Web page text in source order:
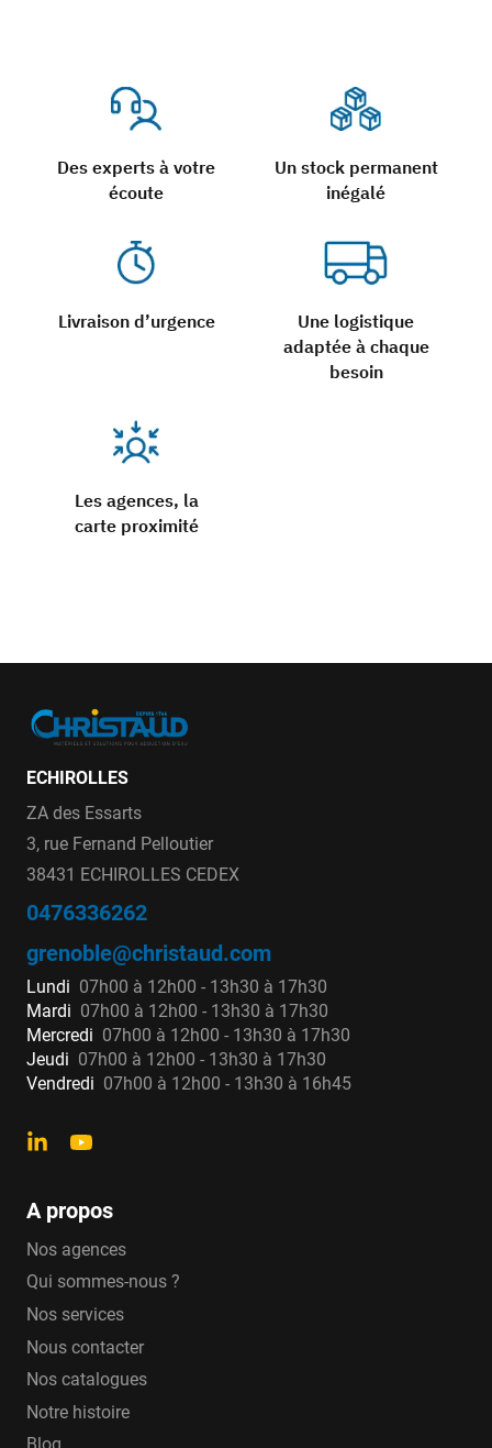
Des experts à votre
écoute
Un stock permanent
inégalé
Livraison d’urgence
Une logistique
adaptée à chaque
besoin
Les agences, la
carte proximité
ECHIROLLES
ZA des Essarts
3, rue Fernand Pelloutier
38431 ECHIROLLES CEDEX
0476336262
grenoble@christaud.com
Lundi 07h00 à 12h00 - 13h30 à 17h30
Mardi 07h00 à 12h00 - 13h30 à 17h30
Mercredi 07h00 à 12h00 - 13h30 à 17h30
Jeudi 07h00 à 12h00 - 13h30 à 17h30
Vendredi 07h00 à 12h00 - 13h30 à 16h45
A propos
Nos agences
Qui sommes-nous ?
Nos services
Nous contacter
Nos catalogues
Notre histoire